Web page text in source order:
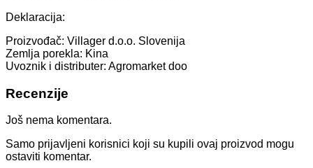
Deklaracija:
Proizvođač: Villager d.o.o. Slovenija
Zemlja porekla: Kina
Uvoznik i distributer: Agromarket doo
Recenzije
Još nema komentara.
Samo prijavljeni korisnici koji su kupili ovaj proizvod mogu
ostaviti komentar.